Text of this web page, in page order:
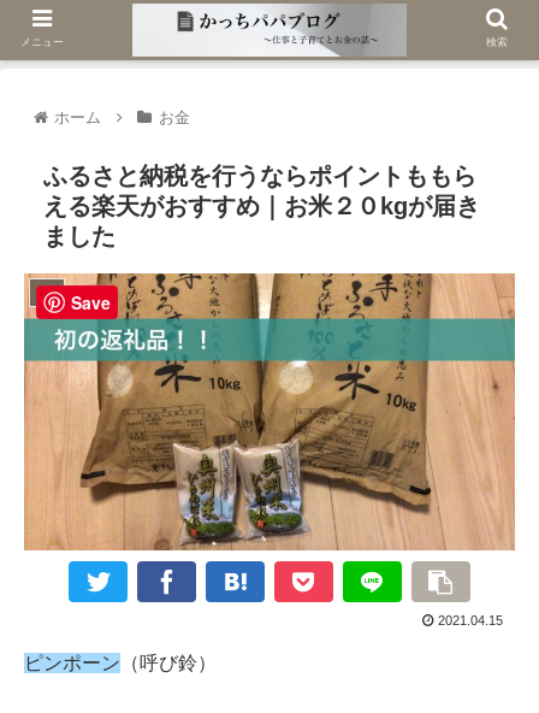
ホーム お金
ふるさと納税を行うならポイントももら
える楽天がおすすめ｜お米２０kgが届き
ました
お金
2021.04.15
ピンポーン （呼び鈴）
メニュー 検索
Save